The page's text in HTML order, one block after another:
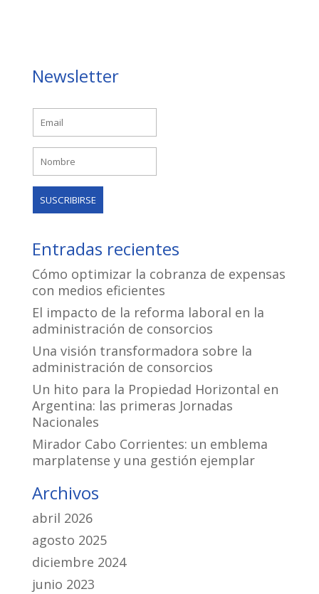
Newsletter
Entradas recientes
Cómo optimizar la cobranza de expensas
con medios eficientes
El impacto de la reforma laboral en la
administración de consorcios
Una visión transformadora sobre la
administración de consorcios
Un hito para la Propiedad Horizontal en
Argentina: las primeras Jornadas
Nacionales
Mirador Cabo Corrientes: un emblema
marplatense y una gestión ejemplar
Archivos
abril 2026
agosto 2025
diciembre 2024
junio 2023